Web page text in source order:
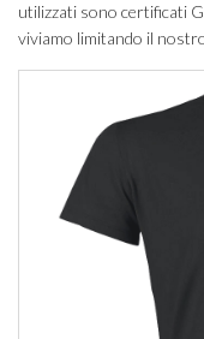
utilizzati sono certificati
viviamo limitando il